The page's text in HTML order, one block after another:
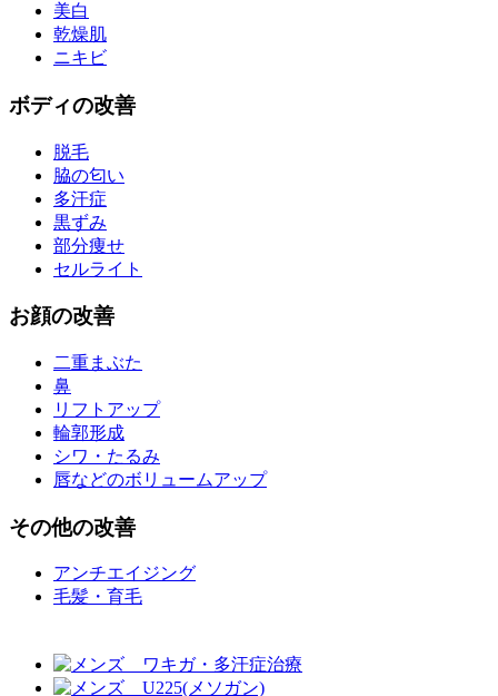
美白
乾燥肌
ニキビ
ボディの改善
脱毛
脇の匂い
多汗症
黒ずみ
部分痩せ
セルライト
お顔の改善
二重まぶた
鼻
リフトアップ
輪郭形成
シワ・たるみ
唇などのボリュームアップ
その他の改善
アンチエイジング
毛髪・育毛